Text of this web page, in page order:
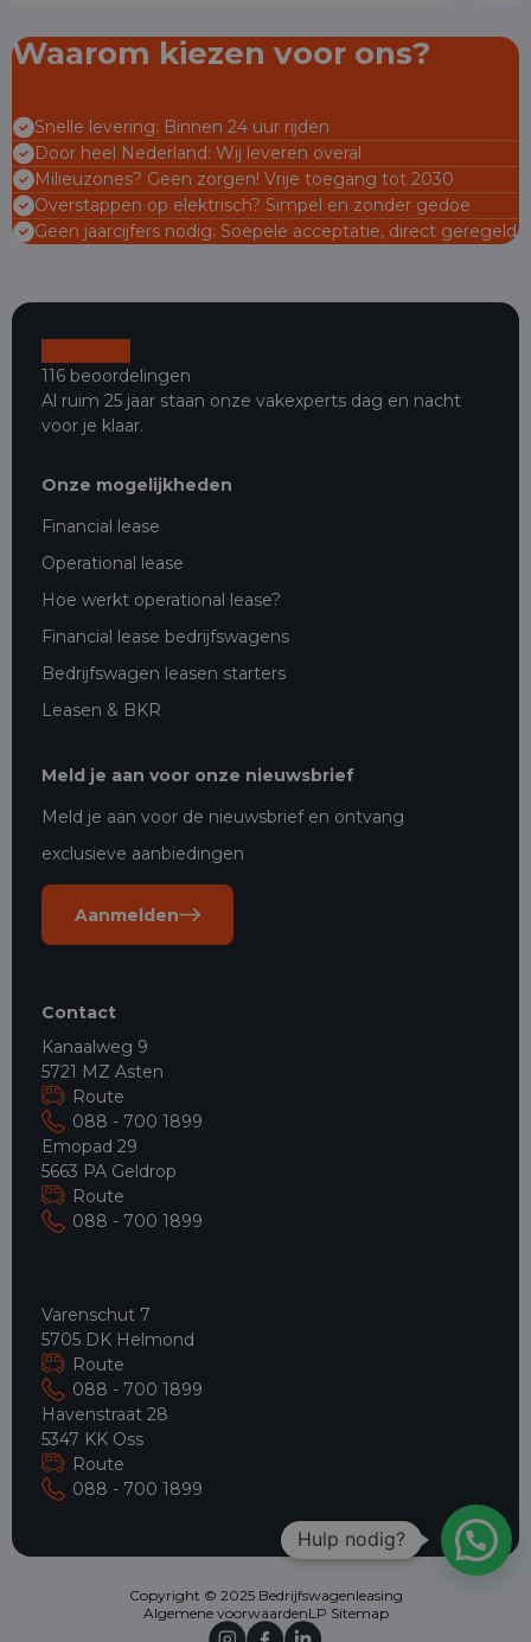
Waarom kiezen voor ons?
Snelle levering: Binnen 24 uur rijden
Door heel Nederland: Wij leveren overal
Milieuzones? Geen zorgen! Vrije toegang tot 2030
Overstappen op elektrisch? Simpel en zonder gedoe
Geen jaarcijfers nodig: Soepele acceptatie, direct geregeld
116 beoordelingen
Al ruim 25 jaar staan onze vakexperts dag en nacht
voor je klaar.
Onze mogelijkheden
Financial lease
Operational lease
Hoe werkt operational lease?
Financial lease bedrijfswagens
Bedrijfswagen leasen starters
Leasen & BKR
Meld je aan voor onze nieuwsbrief
Meld je aan voor de nieuwsbrief en ontvang
exclusieve aanbiedingen
Aanmelden
Contact
Kanaalweg 9
5721 MZ Asten
Route
088 - 700 1899
Emopad 29
5663 PA Geldrop
Route
088 - 700 1899
Varenschut 7
5705 DK Helmond
Route
088 - 700 1899
Havenstraat 28
5347 KK Oss
Route
088 - 700 1899
Copyright © 2025 Bedrijfswagenleasing
Algemene voorwaardenLP Sitemap
Hulp nodig?